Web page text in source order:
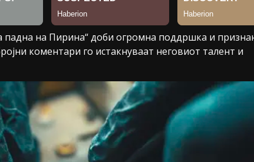
падна на Пирина“ доби огромна поддршка и
коментари го истакнуваат неговиот талент и